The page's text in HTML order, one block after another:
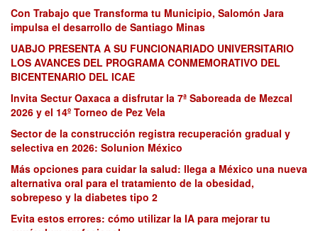
Con Trabajo que Transforma tu Municipio, Salomón Jara
impulsa el desarrollo de Santiago Minas
UABJO PRESENTA A SU FUNCIONARIADO UNIVERSITARIO
LOS AVANCES DEL PROGRAMA CONMEMORATIVO DEL
BICENTENARIO DEL ICAE
Invita Sectur Oaxaca a disfrutar la 7ª Saboreada de Mezcal
2026 y el 14º Torneo de Pez Vela
Sector de la construcción registra recuperación gradual y
selectiva en 2026: Solunion México
Más opciones para cuidar la salud: llega a México una nueva
alternativa oral para el tratamiento de la obesidad,
sobrepeso y la diabetes tipo 2
Evita estos errores: cómo utilizar la IA para mejorar tu